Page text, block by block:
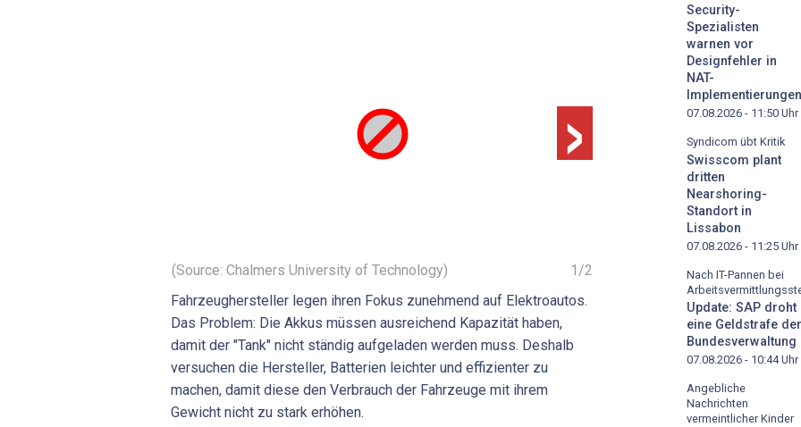
›
1 /2
(Source: Chalmers University of Technology)
Fahrzeughersteller legen ihren Fokus zunehmend auf Elektroautos.
Das Problem: Die Akkus müssen ausreichend Kapazität haben,
damit der "Tank" nicht ständig aufgeladen werden muss. Deshalb
versuchen die Hersteller, Batterien leichter und effizienter zu
machen, damit diese den Verbrauch der Fahrzeuge mit ihrem
Gewicht nicht zu stark erhöhen.
Security-
Spezialisten
warnen vor
Designfehler in
NAT-
Implementierungen
07.08.2026 - 11:50 Uhr
Syndicom übt Kritik
Swisscom plant
dritten
Nearshoring-
Standort in
Lissabon
07.08.2026 - 11:25 Uhr
Nach IT-Pannen bei
Update: SAP droht
eine Geldstrafe der
Bundesverwaltung
07.08.2026 - 10:44Uhr
Angebliche
Nachrichten
vermeintlicher Kinder